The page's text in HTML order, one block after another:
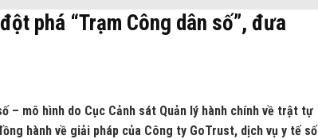
phá “Trạm Công dân số”, đưa
– mô hình do Cục Cảnh sát Quản lý hành chính về trật tự
hành về giải pháp của Công ty GoTrust, dịch vụ y tế số